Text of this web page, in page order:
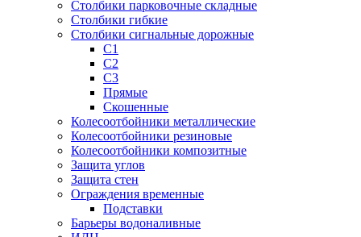
Столбики парковочные складные
Столбики гибкие
Столбики сигнальные дорожные
С1
С2
С3
Прямые
Скошенные
Колесоотбойники металлические
Колесоотбойники резиновые
Колесоотбойники композитные
Защита углов
Защита стен
Ограждения временные
Подставки
Барьеры водоналивные